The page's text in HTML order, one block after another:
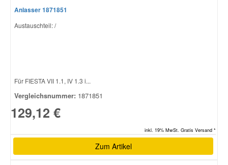
Anlasser 1871851
Austauschteil: /
Für FIESTA VII 1.1, IV 1.3 i...
Vergleichsnummer: 1871851
129,12 €
inkl. 19% MwSt. Gratis Versand *
Zum Artikel